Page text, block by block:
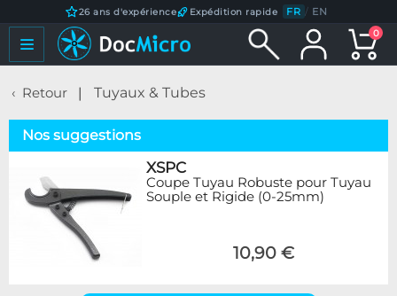
26 ans d'expérience Expédition rapide FR / EN
0
Retour Tuyaux & Tubes
Nos suggestions
XSPC
Coupe Tuyau Robuste pour Tuyau
Souple et Rigide (0-25mm)
10,90 €